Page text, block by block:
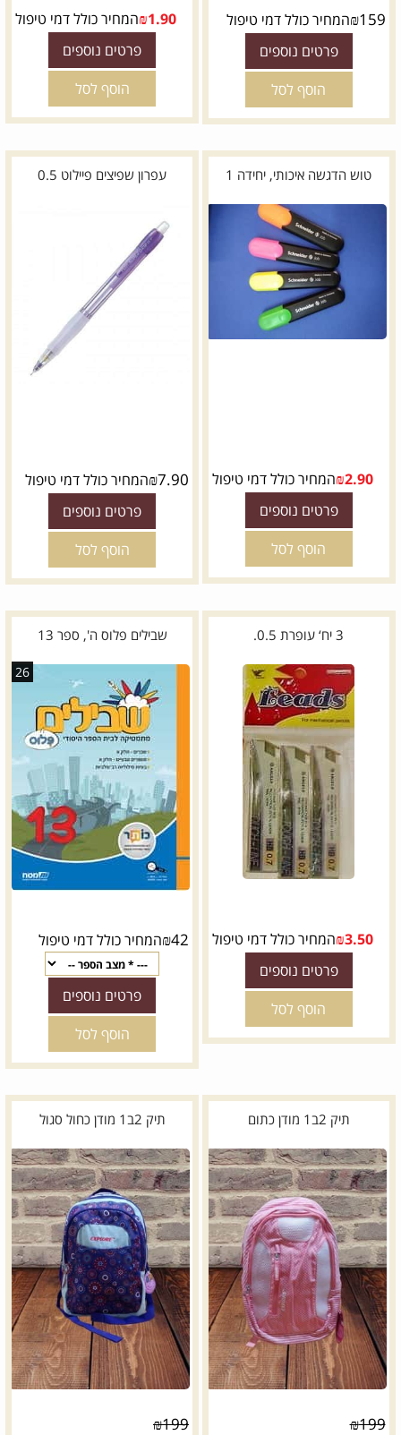
₪159 המחיר כולל דמי טיפול
פרטים נוספים
הוסף לסל
₪1.90 המחיר כולל דמי טיפול
פרטים נוספים
הוסף לסל
טוש הדגשה איכותי, יחידה 1
₪2.90 המחיר כולל דמי טיפול
פרטים נוספים
הוסף לסל
עפרון שפיצים פיילוט 0.5
₪7.90 המחיר כולל דמי טיפול
פרטים נוספים
הוסף לסל
3 יח‘ עופרת 0.5.
₪3.50 המחיר כולל דמי טיפול
פרטים נוספים
הוסף לסל
שבילים פלוס ה', ספר 13
26
₪42 המחיר כולל דמי טיפול
פרטים נוספים
הוסף לסל
תיק 2ב1 מודן כתום
₪199
תיק 2ב1 מודן כחול סגול
₪199